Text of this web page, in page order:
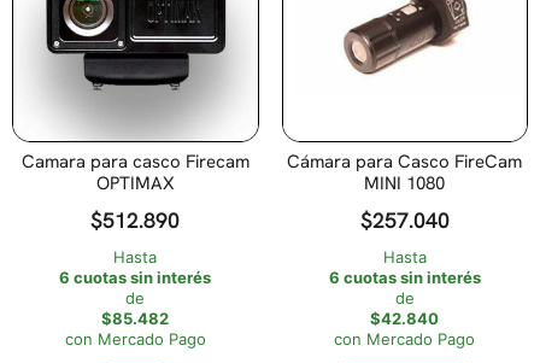
Camara para casco Firecam
OPTIMAX
$512.890
Hasta
6 cuotas sin interés
de
$85.482
con Mercado Pago
Cámara para Casco FireCam
MINI 1080
$257.040
Hasta
6 cuotas sin interés
de
$42.840
con Mercado Pago